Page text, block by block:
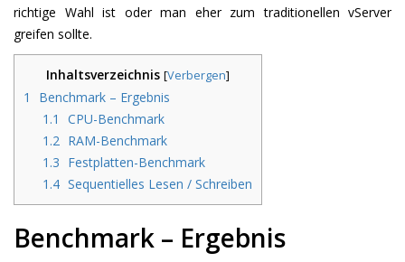
richtige Wahl ist oder man eher zum traditionellen vServer
greifen sollte.
Inhaltsverzeichnis [Verbergen]
1
Benchmark – Ergebnis
1.1
CPU-Benchmark
1.2 RAM-Benchmark
1.3 Festplatten-Benchmark
1.4 Sequentielles Lesen / Schreiben
Benchmark – Ergebnis